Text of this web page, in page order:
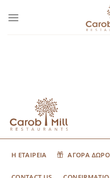
στο
Η ΕΤΑΙΡΕΙΑ ΑΓΟΡΑ